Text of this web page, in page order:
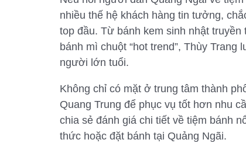
nhiều thế hệ khách hàng tin tưởng,
top đầu. Từ bánh kem sinh nhật
bánh mì chuột “hot trend”, Thùy
người lớn tuổi.
Không chỉ có mặt ở trung tâm thành
Quang Trung để phục vụ tốt hơn nhu
chia sẻ đánh giá chi tiết về tiệm bánh
thức hoặc đặt bánh tại Quảng Ngãi.